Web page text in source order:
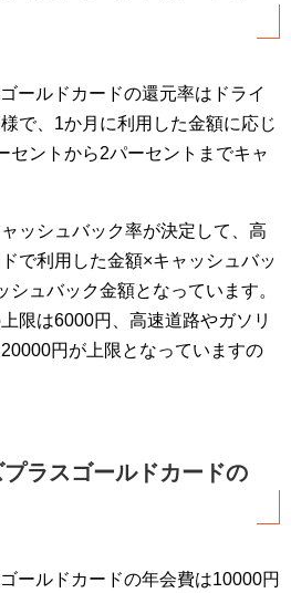
ールドカードの還元率はドライ
で、1か月に利用した金額に応じ
セントから2パーセントまでキャ
ッシュバック率が決定して、高
で利用した金額×キャッシュバッ
シュバック金額となっています。
限は6000円、高速道路やガソリ
円が上限となっていますの
ラスゴールドカードの
ールドカードの年会費は10000円